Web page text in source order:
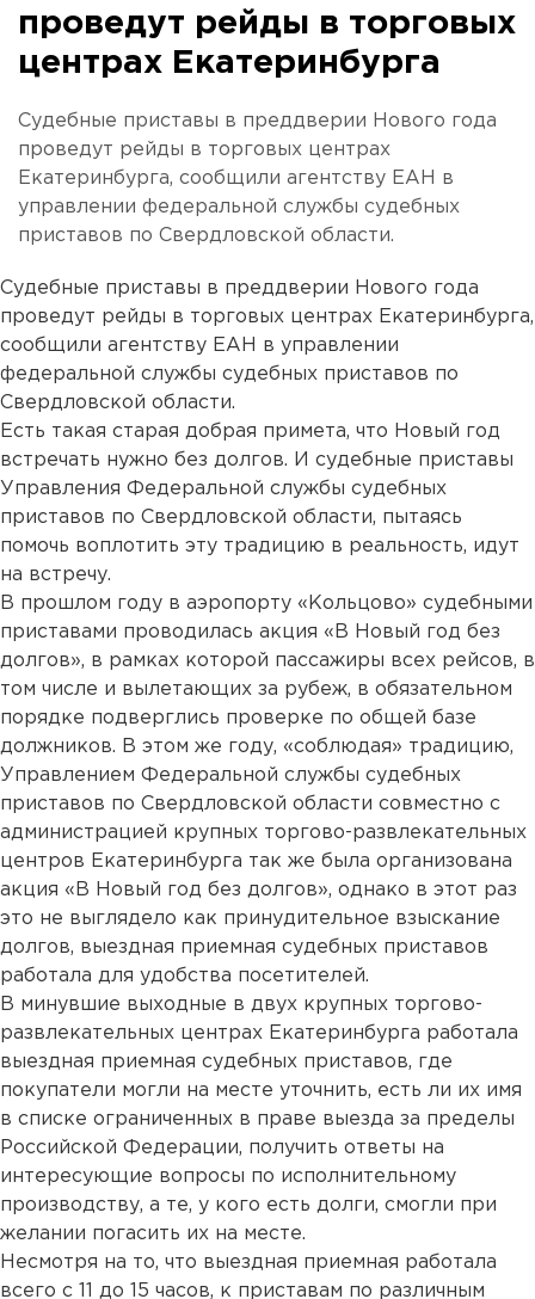
проведут рейды в торговых
центрах Екатеринбурга
Судебные приставы в преддверии Нового года
проведут рейды в торговых центрах
Екатеринбурга, сообщили агентству ЕАН в
управлении федеральной службы судебных
приставов по Свердловской области.
Судебные приставы в преддверии Нового года
проведут рейды в торговых центрах Екатеринбурга,
сообщили агентству ЕАН в управлении
федеральной службы судебных приставов по
Свердловской области.
Есть такая старая добрая примета, что Новый год
встречать нужно без долгов. И судебные приставы
Управления Федеральной службы судебных
приставов по Свердловской области, пытаясь
помочь воплотить эту традицию в реальность, идут
на встречу.
В прошлом году в аэропорту «Кольцово» судебными
приставами проводилась акция «В Новый год без
долгов», в рамках которой пассажиры всех рейсов, в
том числе и вылетающих за рубеж, в обязательном
порядке подверглись проверке по общей базе
должников. В этом же году, «соблюдая» традицию,
Управлением Федеральной службы судебных
приставов по Свердловской области совместно с
администрацией крупных торгово-развлекательных
центров Екатеринбурга так же была организована
акция «В Новый год без долгов», однако в этот раз
это не выглядело как принудительное взыскание
долгов, выездная приемная судебных приставов
работала для удобства посетителей.
В минувшие выходные в двух крупных торгово-
развлекательных центрах Екатеринбурга работала
выездная приемная судебных приставов, где
покупатели могли на месте уточнить, есть ли их имя
в списке ограниченных в праве выезда за пределы
Российской Федерации, получить ответы на
интересующие вопросы по исполнительному
производству, а те, у кого есть долги, смогли при
желании погасить их на месте.
Несмотря на то, что выездная приемная работала
всего с 11 до 15 часов, к приставам по различным